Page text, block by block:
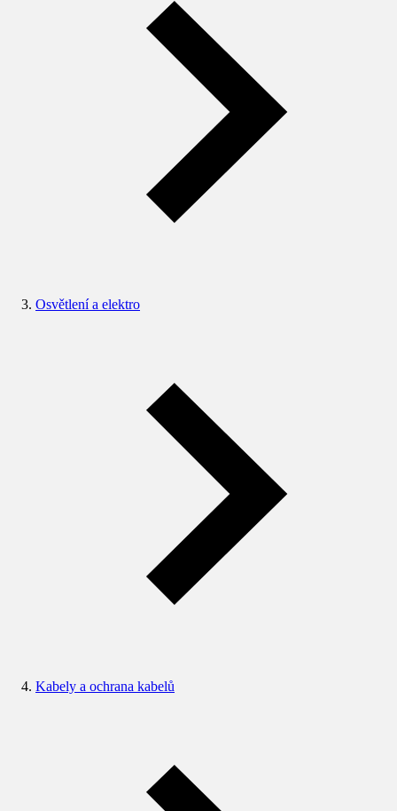
Osvětlení a elektro
Kabely a ochrana kabelů